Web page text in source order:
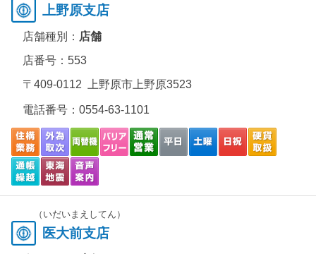
上野原支店
店舗種別： 店舗
店番号：553
〒409-0112 上野原市上野原3523
電話番号： 0554-63-1101
（いだいまえしてん）
医大前支店